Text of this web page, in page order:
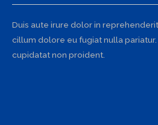
Duis aute irure dolor in
cillum dolore eu fugiat nulla
cupidatat non proident.